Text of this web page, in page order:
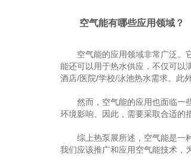
空气能有哪些应用领域？
空气能的应用领域非常广泛。它
能还可以用于热水供应，不仅可以
酒店/医院/学校/泳池热水需求。此
然而，空气能的应用也面临一些
环境影响。因此，需要采取合适的
综上热泵展所述，空气能是一种
我们应该推广和应用空气能技术，